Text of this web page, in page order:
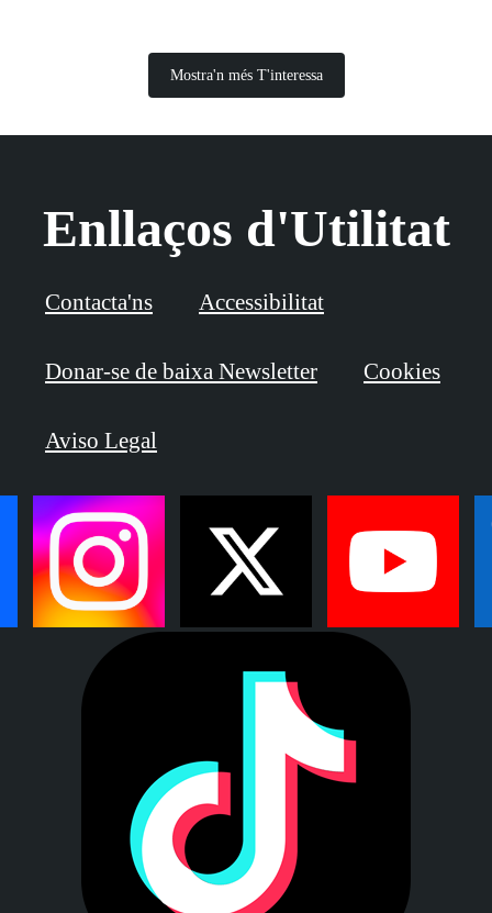
Mostra'n més T'interessa
Enllaços d'Utilitat
Contacta'ns Accessibilitat
Donar-se de baixa Newsletter Cookies
Aviso Legal